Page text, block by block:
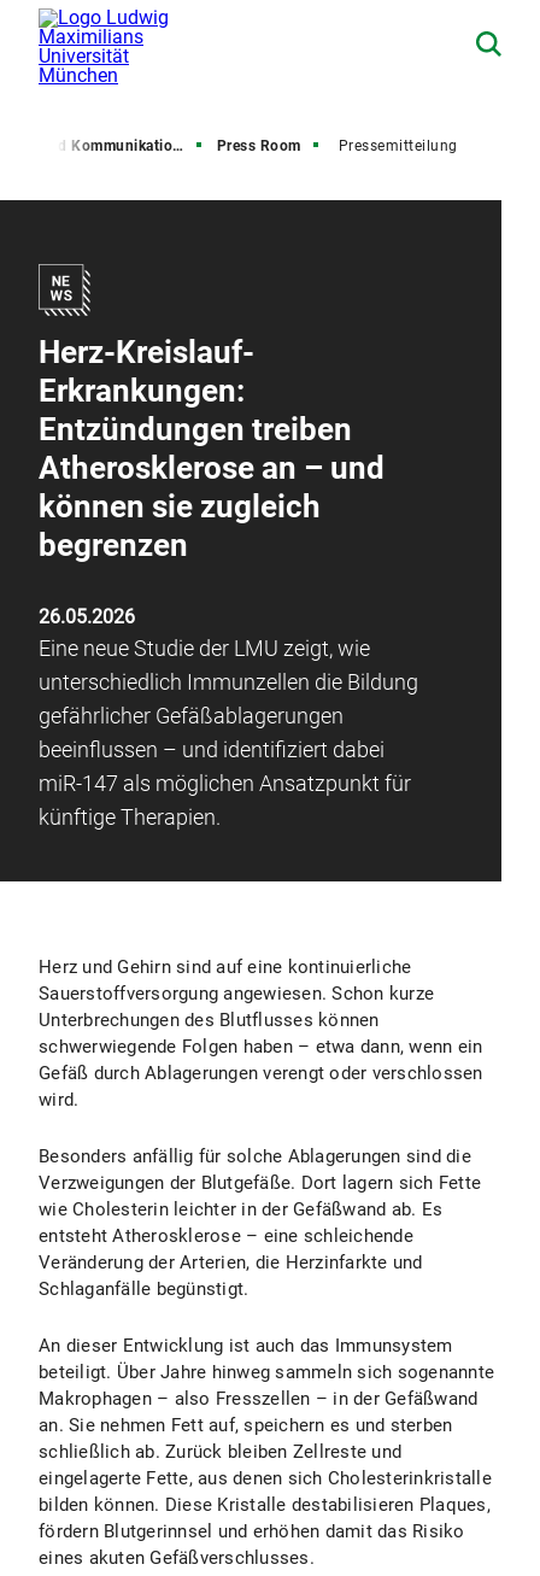
und Kommunikation (PuK) Press Room Pressemitteilung
Herz-Kreislauf-
Erkrankungen:
Entzündungen treiben
Atherosklerose an – und
können sie zugleich
begrenzen
26.05.2026
Eine neue Studie der LMU zeigt, wie
unterschiedlich Immunzellen die Bildung
gefährlicher Gefäßablagerungen
beeinflussen – und identifiziert dabei
miR-147 als möglichen Ansatzpunkt für
künftige Therapien.
Herz und Gehirn sind auf eine kontinuierliche
Sauerstoffversorgung angewiesen. Schon kurze
Unterbrechungen des Blutflusses können
schwerwiegende Folgen haben – etwa dann, wenn ein
Gefäß durch Ablagerungen verengt oder verschlossen
wird.
Besonders anfällig für solche Ablagerungen sind die
Verzweigungen der Blutgefäße. Dort lagern sich Fette
wie Cholesterin leichter in der Gefäßwand ab. Es
entsteht Atherosklerose – eine schleichende
Veränderung der Arterien, die Herzinfarkte und
Schlaganfälle begünstigt.
An dieser Entwicklung ist auch das Immunsystem
beteiligt. Über Jahre hinweg sammeln sich sogenannte
Makrophagen – also Fresszellen – in der Gefäßwand
an. Sie nehmen Fett auf, speichern es und sterben
schließlich ab. Zurück bleiben Zellreste und
eingelagerte Fette, aus denen sich Cholesterinkristalle
bilden können. Diese Kristalle destabilisieren Plaques,
fördern Blutgerinnsel und erhöhen damit das Risiko
eines akuten Gefäßverschlusses.